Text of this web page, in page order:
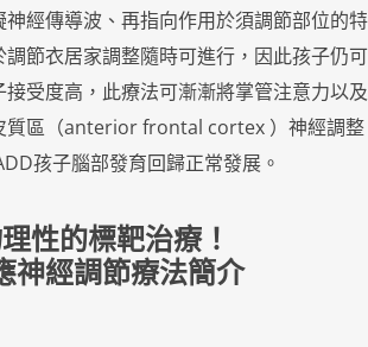
經傳導波、再指向作用於須調節部位的特
節衣居家調整隨時可進行，因此孩子仍可
接受度高，此療法可漸漸將掌管注意力以及
質區（anterior frontal cortex ）神經調整
孩子腦部發育回歸正常發展。
性的標靶治療！
神經調節療法簡介